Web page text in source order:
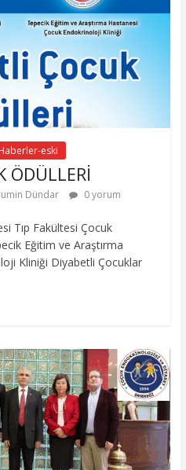
eski
ÖDÜLLERİ
Dündar 0 yorum
Tıp Fakültesi Çocuk
Eğitim ve Araştırma
Kliniği Diyabetli Çocuklar